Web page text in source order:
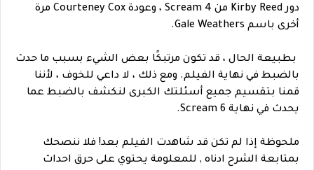
دور Kirby Reed من Scream 4 ، وعودة Courteney Cox مرة
أخرى باسم Gale Weathers.
بطبيعة الحال ، قد تكون مرتبكًا بعض الشيء بسبب ما حدث
بالضبط في نهاية الفيلم. ومع ذلك ، لا داعي للخوف ، لأننا
قمنا بتقسيم جميع أسئلتك الكبرى لنكشف بالضبط عما
يحدث في نهاية Scream 6.
ملحوظة إذا لم تكن قد شاهدت الفيلم بعد! فلا ننصحك
بمتابعة الشرح ادناه , للمعلومة يحتوي على حرق احداث